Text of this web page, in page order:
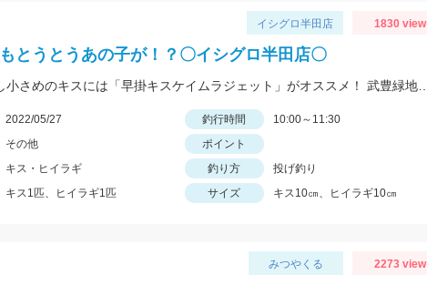
イシグロ半田店 1830 view
とうとうあの子が！？〇イシグロ半田店〇
2022/05/27 釣行時間
10:00～11:30
その他
ポイント
キス・ヒイラギ 釣り方
投げ釣り
キス1匹、ヒイラギ1匹 サイズ キス10㎝、ヒイラギ10㎝
みつやくる 2273 view